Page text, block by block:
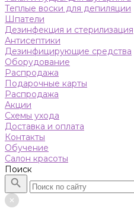
Теплые воски для депиляции
Шпатели
Дезинфекция и стерилизация
Антисептики
Дезинфицирующие средства
Оборудование
Распродажа
Подарочные карты
Распродажа
Акции
Схемы ухода
Доставка и оплата
Контакты
Обучение
Салон красоты
Поиск